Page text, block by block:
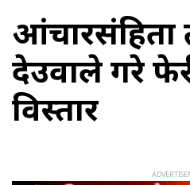
आंचारसंहिता
देउवाले गरे
विस्तार